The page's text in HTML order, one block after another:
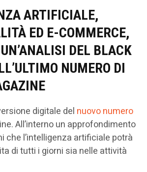
ARTIFICIALE,
ED E-COMMERCE,
DEL BLACK
NUMERO DI
digitale del nuovo numero
All’interno un approfondimento
che l’intelligenza artificiale potrà
di tutti i giorni sia nelle attività